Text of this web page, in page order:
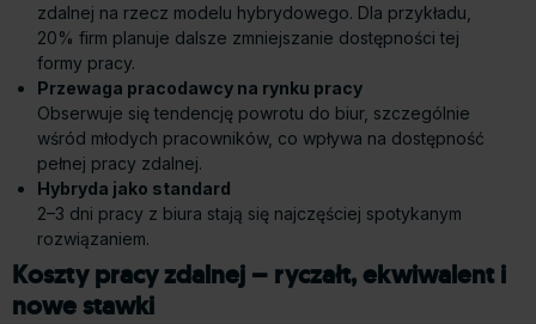
zdalnej na rzecz modelu hybrydowego. Dla przykładu,
20% firm planuje dalsze zmniejszanie dostępności tej
formy pracy.
Przewaga pracodawcy na rynku pracy
Obserwuje się tendencję powrotu do biur, szczególnie
wśród młodych pracowników, co wpływa na dostępność
pełnej pracy zdalnej.
Hybryda jako standard
2–3 dni pracy z biura stają się najczęściej spotykanym
rozwiązaniem.
Koszty pracy zdalnej – ryczałt, ekwiwalent i
nowe stawki